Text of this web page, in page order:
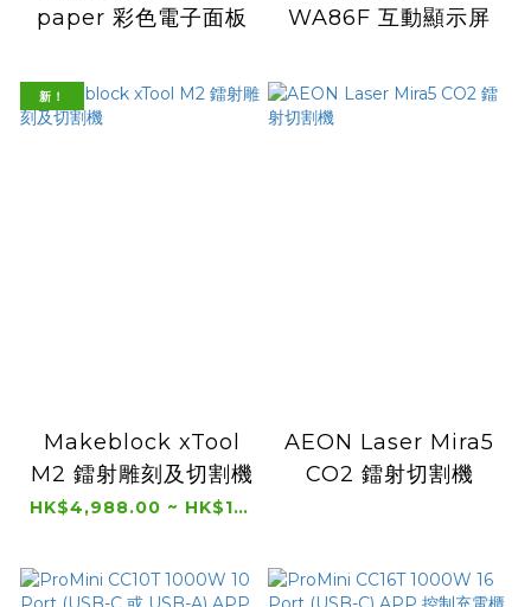
paper 彩色電子面板
WA86F 互動顯示屏
新！
Makeblock xTool
M2 鐳射雕刻及切割機
HK$4,988.00 ~ HK$11,688.00
AEON Laser Mira5
CO2 鐳射切割機